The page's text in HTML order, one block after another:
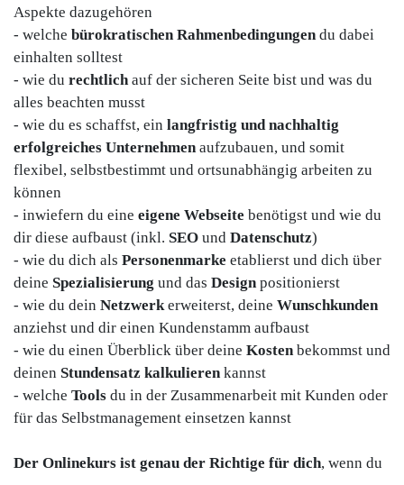
Aspekte dazugehören
- welche bürokratischen Rahmenbedingungendu dabei
einhalten solltest
- wie du rechtlichauf der sicheren Seite bist und was du
alles beachten musst
- wie du es schaffst, ein langfristig und nachhaltig
erfolgreiches Unternehmenaufzubauen, und somit
flexibel, selbstbestimmt und ortsunabhängig arbeiten zu
können
- inwiefern du eine eigene Webseite benötigst und wie du
dir diese aufbaust (inkl. SEO und Datenschutz)
- wie du dich als Personenmarke etablierst und dich über
deine Spezialisierung und das Designpositionierst
- wie du dein Netzwerkerweiterst, deine Wunschkunden
anziehst und dir einen Kundenstamm aufbaust
- wie du einen Überblick über deine Kostenbekommst und
deinen Stundensatz kalkulierenkannst
- welche Tools du in der Zusammenarbeit mit Kunden oder
für das Selbstmanagement einsetzen kannst
Der Onlinekurs ist genau der Richtige für dich, wenn du